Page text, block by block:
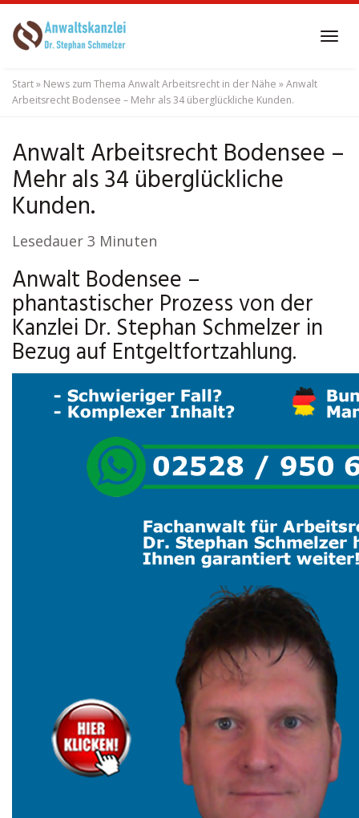
to
content
Start» News zum Thema Anwalt Arbeitsrecht in der Nähe »Anwalt
Arbeitsrecht Bodensee – Mehr als 34 überglückliche Kunden.
Anwalt Arbeitsrecht Bodensee –
Mehr als 34 überglückliche
Kunden.
Lesedauer 3 Minuten
Anwalt Bodensee –
phantastischer Prozess von der
Kanzlei Dr. Stephan Schmelzer in
Bezug auf Entgeltfortzahlung.